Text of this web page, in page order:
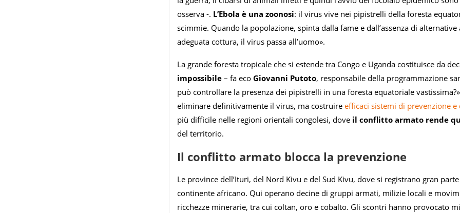
osserva -. L’Ebola è una zoonosi: il virus vive nei pipistrelli della foresta
scimmie. Quando la popolazione, spinta dalla fame e dall’assenza di
adeguata cottura, il virus passa all’uomo».
La grande foresta tropicale che si estende tra Congo e Uganda costituisce da
impossibile – fa eco Giovanni Putoto, responsabile della programmazione
può controllare la presenza dei pipistrelli in una foresta equatoriale
eliminare definitivamente il virus, ma costruire efficaci sistemi di prevenzione
più difficile nelle regioni orientali congolesi, dove il conflitto armato rende
del territorio.
Il conflitto armato blocca la prevenzione
Le province dell’Ituri, del Nord Kivu e del Sud Kivu, dove si registrano gran
continente africano. Qui operano decine di gruppi armati, milizie locali e
ricchezze minerarie, tra cui coltan, oro e cobalto. Gli scontri hanno provocato